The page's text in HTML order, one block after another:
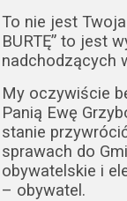
To nie jest
BURTĘ” to jest
nadchodzących
My oczywiście
Panią Ewę
stanie
sprawach do
obywatelskie i
– obywatel.